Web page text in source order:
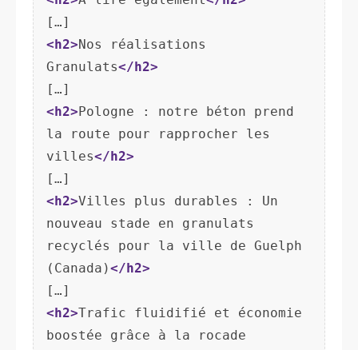
<h2>Nos réalisations
Granulats</h2>
<h2> Pologne : notre béton prend
la route pour rapprocher les
villes</h2>
<h2>Villes plus durables : Un
nouveau stade en granulats
recyclés pour la ville de Guelph
(Canada)</h2>
<h2> Trafic fluidifié et économie
boostée grâce à la rocade